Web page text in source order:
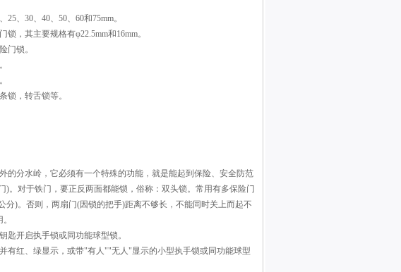
、30、40、50、60和75mm。
，其主要规格有φ22.5mm和16mm。
门锁。
锁，转舌锁等。
的分水岭，它必须有一个特殊的功能，就是能起到保险、安全防范
。对于铁门，要正反两面都能锁，俗称：双头锁。常用有多保险门
分)。否则，两扇门(因锁的把手)距离不够长，不能同时关上而起不
匙开启执手锁或同功能球型锁。
有红、绿显示，或带"有人""无人"显示的小型执手锁或同功能球型